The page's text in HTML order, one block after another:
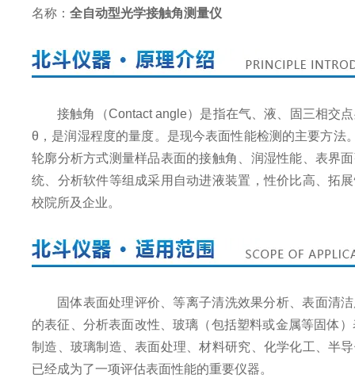
名称： 全自动型光学接触角测量仪
接触角（Contact angle）是指在气、液、固三相交
θ，是润湿程度的量度。是现今表面性能检测的主要方法
轮廓分析方式测量样品表面的接触角、润湿性能、表界
统、分析软件等组成采用自动进液装置，性价比高、拓
校院所及企业。
固体表面处理评价、等离子清洗效果分析、表面清
的表征、分析表面改性、玻璃（包括塑料或金属等固体
制造、玻璃制造、表面处理、材料研究、化学化工、半
已经成为了一项评估表面性能的重要仪器。